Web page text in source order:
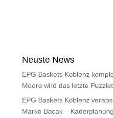
Neuste News
EPG Baskets Koblenz
Moore wird das letzte
EPG Baskets Koblenz
Marko Bacak –